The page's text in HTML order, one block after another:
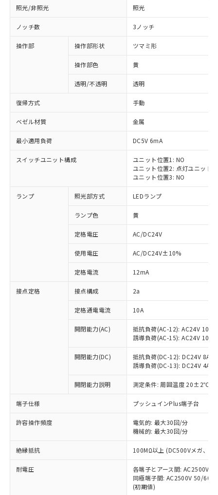
照光/非照光 照光
ノッチ数 3ノッチ
操作部 操作部形状 ツマミ形
操作部色 黄
透明/不透明 透明
復帰方式 手動
ベゼル材質 金属
最小適用負荷 DC5V 6mA
スイッチユニット構成
ユニット位置1: NO
ユニット位置2: 点灯ユニット
ユニット位置3: NO
ランプ 照光部方式 LEDランプ
ランプ色 黄
定格電圧 AC/DC24V
使用電圧 AC/DC24V±10%
定格電流 12mA
接点定格 接点構成 2a
定格通電電流 10A
開閉能力(AC)
抵抗負荷(AC-12): AC24V 10A/
誘導負荷(AC-15): AC24V
開閉能力(DC)
抵抗負荷(DC-12): DC24V 8A/
誘導負荷(DC-13): DC24V 4A/
開閉能力説明 測定条件: 周囲温度 20±2℃、
端子仕様 プッシュインPlus端子台
許容操作頻度
電気的: 最大30回/分
機械的: 最大30回/分
絶縁抵抗 100MΩ以上 (DC500Vメガ、点
耐電圧
各端子とアース間: AC2500V
同極端子間: AC2500V 50/
(初期値)
ご利用条件
以下の条件をお読みいただき、同意のうえ
ご利用ください。
本サービスは、当社制御機器事業取扱
商品の当社在庫状況および標準価格
(税抜)を提供させていただくもので
当社制御機器事業取扱商品の中には、
本サービスの対象外となる商品もある
ことをご了承ください。
在庫状況および標準価格照会結果は、
記載している更新日時点での社内デー
タに基づき作成されるものであり、閲
覧された時点での実際の在庫および標
準価格とは異なる場合があることをご
※1 対応状況
対応済み：EU RoHS指令（10物質）の
非含有に対応した製品が提供可能な商品で
す。
対応予定：EU RoHS指令（10物質）の非含
有に対応した製品に切り替える予定のある
対応予定なし：EU RoHS指令（10物質）の
非含有に非対応の商品で、対応品を出す予
定はありません。
調査・確認中：EU RoHS指令（10物質）の
非含有の対応状況を調査中または確認中の
非該当品：ライセンス料など無形物で、有
害物質有無と関係のない商品です。
仕入先様の事情により、非含有部品として
いたものが、含有品と判明した場合などや
むを得ず変更することがあります。
六価クロム(Cr(Ⅵ)) 1000ppm以下、ポリ臭化ビフェニル
類(PBB) 1000ppm以下、ポリ臭化ジフェニルエーテル類
「○」：最大均質材料含有率が中国RoHSの
基準値以下であることを示します。
「×」：最大均質材料含有率が中国RoHSの
基準値を超えていることを示します。
「－」：未確認です。当社販売部門へお問
*中国RoHS10物質の基準値 (GB/T26572)：
Pb(鉛) :1000ppm、 Hg(水銀) : 1000ppm、 Cd(カドミウ
Cr(Ⅵ)(六価クロム) : 1000ppm、 PBBs(ポリ臭化ビフェ
当社は、これら貴社製品のうち、外国
為替および外国貿易法に定める商品
（以下｢規制貨物等」という）を輸出
または国外への提供する場合は、日本
国政府の輸出許可(または役務取引許
可)を取得するなどの必要な手続きを